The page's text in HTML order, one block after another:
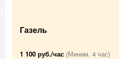
Газель
1 100 руб./час (Миним. 4 час)